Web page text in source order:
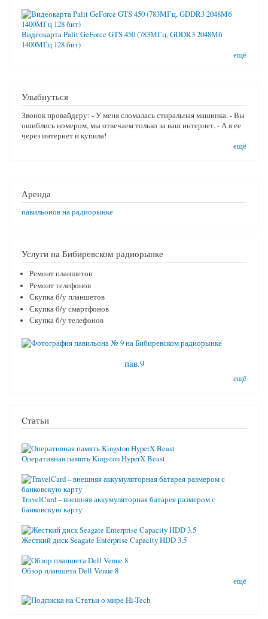
Видеокарта Palit GeForce GTS 450 (783МГц, GDDR3 2048Мб
1400МГц 128 бит)
ещё
Улыбнуться
Звонок провайдеру: - У меня сломалась стиральная машинка. - Вы
ошиблись номером, мы отвечаем только за ваш интернет. - А я ее
через интернет и купила!
ещё
Аренда
павильонов на радиорынке
Услуги на Бибиревском радиорынке
Ремонт планшетов
Ремонт телефонов
Скупка б/у планшетов
Скупка б/у смартфонов
Скупка б/у телефонов
пав.9
ещё
Cтатьи
Оперативная память Kingston HyperX Beast
TravelCard – внешняя аккумуляторная батарея размером с
банковскую карту
Жесткий диск Seagate Enterprise Capacity HDD 3.5
Обзор планшета Dell Venue 8
ещё